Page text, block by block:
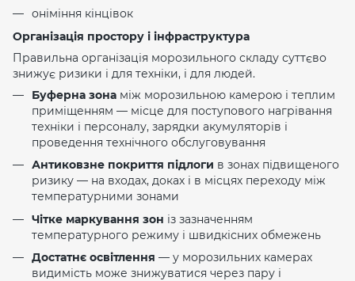
оніміння кінцівок
Організація простору і інфраструктура
Правильна організація морозильного складу суттєво
знижує ризики і для техніки, і для людей.
Буферна зона між морозильною камерою і теплим
приміщенням — місце для поступового нагрівання
техніки і персоналу, зарядки акумуляторів і
проведення технічного обслуговування
Антиковзне покриття підлоги в зонах підвищеного
ризику — на входах, доках і в місцях переходу між
температурними зонами
Чітке маркування зон із зазначенням
температурного режиму і швидкісних обмежень
Достатнє освітлення — у морозильних камерах
видимість може знижуватися через пару і